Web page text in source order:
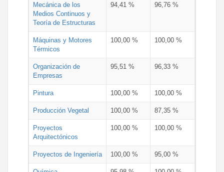
Mecánica de los
Medios Continuos y
Teoría de Estructuras
94,41 % 96,76 %
Máquinas y Motores
Térmicos
100,00 % 100,00 %
Organización de
Empresas
95,51 % 96,33 %
Pintura 100,00 % 100,00 %
Producción Vegetal 100,00 % 87,35 %
Proyectos
Arquitectónicos
100,00 % 100,00 %
Proyectos de Ingeniería 100,00 % 95,00 %